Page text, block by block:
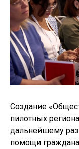
Создание
пилотных
дальнейшему
помощи